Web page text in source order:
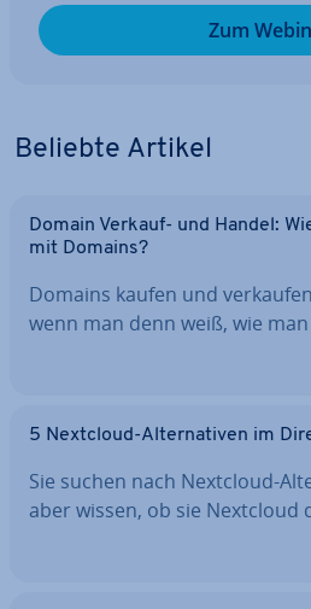
Zum
Beliebte Artikel
Domain Verkauf- und Handel:
mit Domains?
Domains kaufen und
wenn man denn weiß, wie
5 Nextcloud-Al­ter­na­ti­ven im
Sie suchen nach Nextcloud-
aber wissen, ob sie Nextcloud